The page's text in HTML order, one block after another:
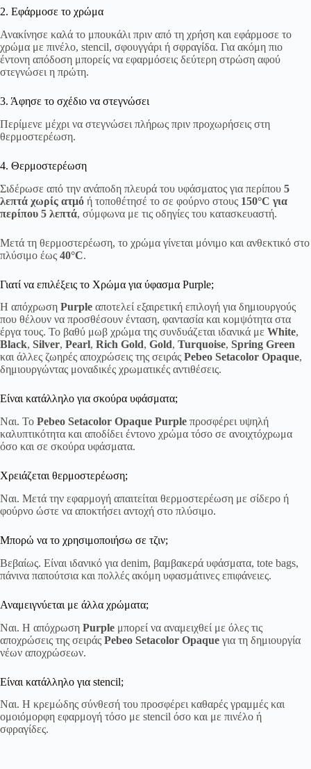
2. Εφάρμοσε το χρώμα
Ανακίνησε καλά το μπουκάλι πριν από τη χρήση και εφάρμοσε το
χρώμα με πινέλο, stencil, σφουγγάρι ή σφραγίδα. Για ακόμη πιο
έντονη απόδοση μπορείς να εφαρμόσεις δεύτερη στρώση αφού
στεγνώσει η πρώτη.
3. Άφησε το σχέδιο να στεγνώσει
Περίμενε μέχρι να στεγνώσει πλήρως πριν προχωρήσεις στη
θερμοστερέωση.
4. Θερμοστερέωση
Σιδέρωσε από την ανάποδη πλευρά του υφάσματος για περίπου 5
λεπτά χωρίς ατμό ή τοποθέτησέ το σε φούρνο στους 150°C για
περίπου 5 λεπτά, σύμφωνα με τις οδηγίες του κατασκευαστή.
Μετά τη θερμοστερέωση, το χρώμα γίνεται μόνιμο και ανθεκτικό στο
πλύσιμο έως 40°C.
Γιατί να επιλέξεις το Χρώμα για ύφασμα Purple;
Η απόχρωση Purple αποτελεί εξαιρετική επιλογή για δημιουργούς
που θέλουν να προσθέσουν ένταση, φαντασία και κομψότητα στα
έργα τους. Το βαθύ μωβ χρώμα της συνδυάζεται ιδανικά με White,
Black, Silver, Pearl, Rich Gold, Gold, Turquoise, Spring Green
και άλλες ζωηρές αποχρώσεις της σειράς Pebeo Setacolor Opaque,
δημιουργώντας μοναδικές χρωματικές αντιθέσεις.
Είναι κατάλληλο για σκούρα υφάσματα;
Ναι. Το Pebeo Setacolor Opaque Purple προσφέρει υψηλή
καλυπτικότητα και αποδίδει έντονο χρώμα τόσο σε ανοιχτόχρωμα
όσο και σε σκούρα υφάσματα.
Χρειάζεται θερμοστερέωση;
Ναι. Μετά την εφαρμογή απαιτείται θερμοστερέωση με σίδερο ή
φούρνο ώστε να αποκτήσει αντοχή στο πλύσιμο.
Μπορώ να το χρησιμοποιήσω σε τζιν;
Βεβαίως. Είναι ιδανικό για denim, βαμβακερά υφάσματα, tote bags,
πάνινα παπούτσια και πολλές ακόμη υφασμάτινες επιφάνειες.
Αναμειγνύεται με άλλα χρώματα;
Ναι. Η απόχρωση Purple μπορεί να αναμειχθεί με όλες τις
αποχρώσεις της σειράς Pebeo Setacolor Opaque για τη δημιουργία
νέων αποχρώσεων.
Είναι κατάλληλο για stencil;
Ναι. Η κρεμώδης σύνθεσή του προσφέρει καθαρές γραμμές και
ομοιόμορφη εφαρμογή τόσο με stencil όσο και με πινέλο ή
σφραγίδες.